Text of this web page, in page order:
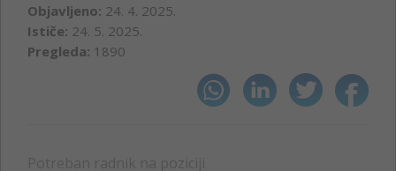
Objavljeno: 24. 4. 2025.
Ističe: 24. 5. 2025.
Pregleda: 1890